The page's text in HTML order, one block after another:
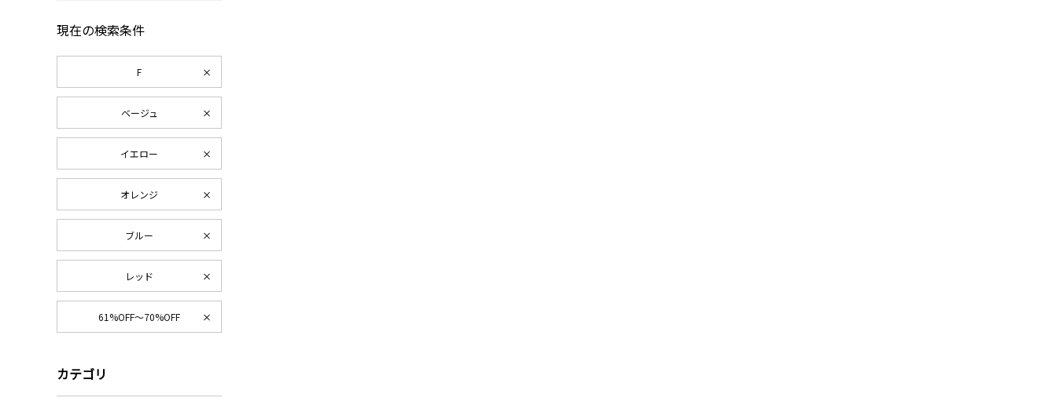
現在の検索条件
F
ベージュ
イエロー
オレンジ
ブルー
レッド
61%OFF～70%OFF
カテゴリ